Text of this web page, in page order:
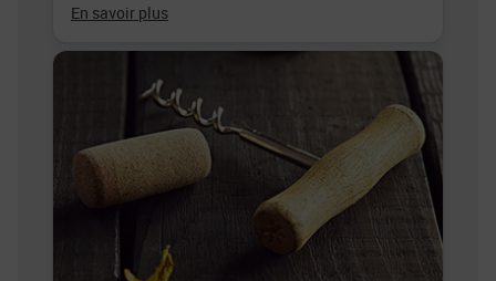
En savoir plus